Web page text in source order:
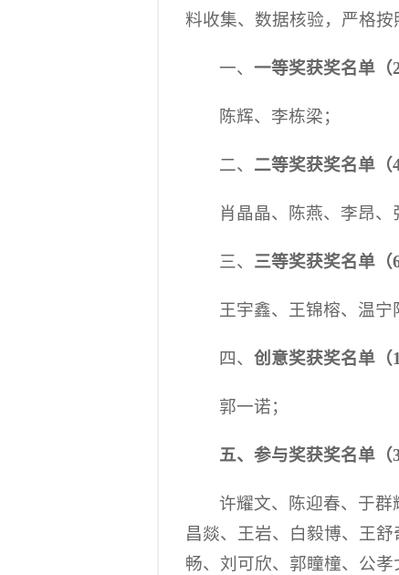
料收集、数据核验，严格
一、一等奖获奖名单（2
陈辉、李栋梁；
二、 二等奖获奖名单
肖晶晶、陈燕、李昂、
三、 三等奖获奖名单
王宇鑫、王锦榕、温宁
四、创意奖获奖名单
郭一诺；
五、参与奖获奖名单
许耀文、陈迎春、于
昌燚、王岩、白毅博、王
畅、刘可欣、郭瞳橦、公孝